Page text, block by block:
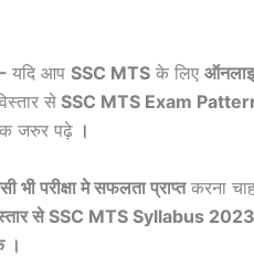
यदि आप SSC MTS के लिए
से SSC MTS Exam
जरुर पढ़े ।
भी परीक्षा मे सफलता प्राप्तकरना
से SSC MTS Syllabus 2023
।